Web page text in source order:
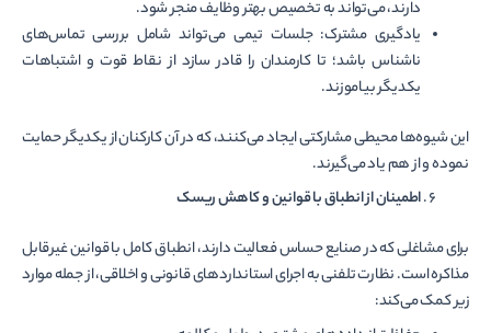
دارند، می‌تواند به تخصیص بهتر وظایف منجر شود.
یادگیری مشترک: جلسات تیمی می‌تواند شامل بررسی تماس‌های
ناشناس باشد؛ تا کارمندان را قادر سازد از نقاط قوت و اشتباهات
یکدیگر بیاموزند.
این شیوه‌ها محیطی مشارکتی ایجاد می‌کنند، که در آن کارکنان از یکدیگر حمایت
نموده و از هم یاد می‌گیرند.
اطمینان از انطباق با قوانین و کاهش ریسک
برای مشاغلی که در صنایع حساس فعالیت دارند، انطباق کامل با قوانین غیرقابل
مذاکره است. نظارت تلفنی به اجرای استانداردهای قانونی و اخلاقی، از جمله موارد
زیر کمک می‌کند: